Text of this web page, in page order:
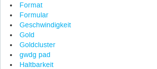
Format
Formular
Geschwindigkeit
Gold
Goldcluster
gwdg pad
Haltbarkeit